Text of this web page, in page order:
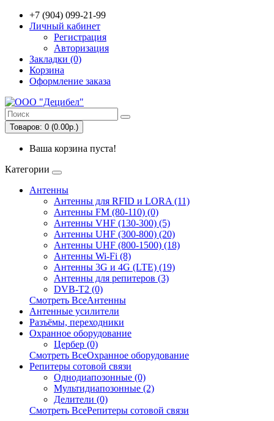
+7 (904) 099-21-99
Личный кабинет
Регистрация
Авторизация
Закладки (0)
Корзина
Оформление заказа
Товаров: 0 (0.00р.)
Ваша корзина пуста!
Категории
Антенны
Антенны для RFID и LORA (11)
Антенны FM (80-110) (0)
Антенны VHF (130-300) (5)
Антенны UHF (300-800) (20)
Антенны UHF (800-1500) (18)
Антенны Wi-Fi (8)
Антенны 3G и 4G (LTE) (19)
Антенны для репитеров (3)
DVB-T2 (0)
Смотреть ВсеАнтенны
Антенные усилители
Разъёмы, переходники
Охранное оборудование
Цербер (0)
Смотреть ВсеОхранное оборудование
Репитеры сотовой связи
Однодиапозонные (0)
Мультидиапозонные (2)
Делители (0)
Смотреть ВсеРепитеры сотовой связи